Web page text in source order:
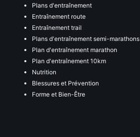
Plans d'entraînement
Entraînement route
Entraînement trail
Plans d'entraînement semi-marathons
Plan d'entraînement marathon
Plan d'entraînement 10km
Nutrition
Blessures et Prévention
Forme et Bien-Être